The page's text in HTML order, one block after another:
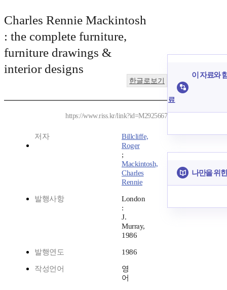
Charles Rennie Mackintosh
: the complete furniture,
furniture drawings &
interior designs
한글로보기
https://www.riss.kr/link?id=M2925667
저자
Billcliffe,
Roger
;
Mackintosh,
Charles
Rennie
발행사항
London
:
J.
Murray,
1986
발행연도 1986
작성언어
영
어
이 자료와
료
나만을 위